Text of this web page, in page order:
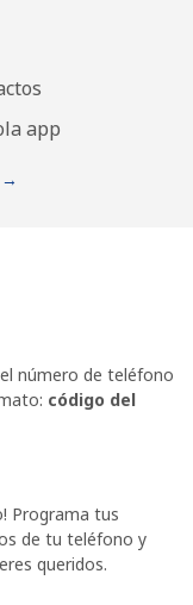
app
→
número de teléfono
código del
Programa tus
de tu teléfono y
queridos.